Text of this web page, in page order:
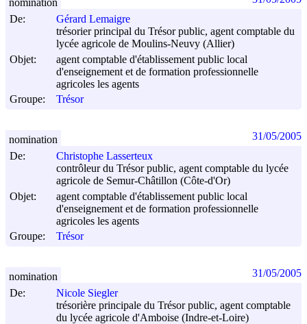
De:
Gérard Lemaigre
trésorier principal du Trésor public, agent comptable du
lycée agricole de Moulins-Neuvy (Allier)
Objet:
agent comptable d'établissement public local
d'enseignement et de formation professionnelle
agricoles les agents
Groupe:
Trésor
nomination
De:
Christophe Lasserteux
contrôleur du Trésor public, agent comptable du lycée
agricole de Semur-Châtillon (Côte-d'Or)
Objet:
agent comptable d'établissement public local
d'enseignement et de formation professionnelle
agricoles les agents
Groupe:
Trésor
nomination 31/05/2005
De:
Nicole Siegler
trésorière principale du Trésor public, agent comptable
du lycée agricole d'Amboise (Indre-et-Loire)
nomination 31/05/2005